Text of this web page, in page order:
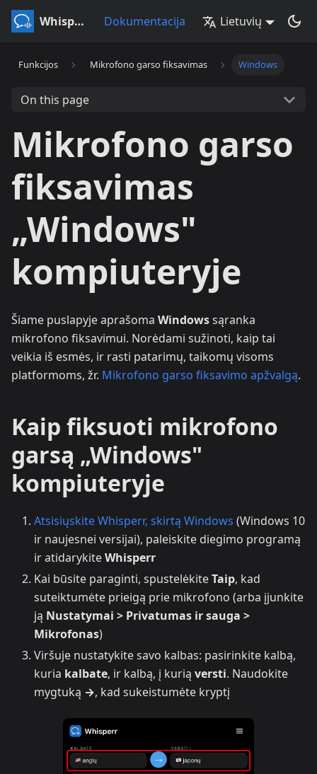
Whisperr Dokumentacija Lietuvių
Funkcijos Mikrofono garso fiksavimas Windows
On this page
Mikrofono garso
fiksavimas
„Windows"
kompiuteryje
Šiame puslapyje aprašoma Windowssąranka
mikrofono fiksavimui. Norėdami sužinoti, kaip tai
veikia iš esmės, ir rasti patarimų, taikomų visoms
platformoms, žr. Mikrofono garso fiksavimo apžvalgą.
Kaip fiksuoti mikrofono
garsą „Windows"
kompiuteryje
Atsisiųskite Whisperr, skirtą Windows (Windows 10
ir naujesnei versijai), paleiskite diegimo programą
ir atidarykiteWhisperr
Kai būsite paraginti, spustelėkiteTaip, kad
suteiktumėte prieigą prie mikrofono (arba įjunkite
ją Nustatymai > Privatumas ir sauga >
Mikrofonas)
Viršuje nustatykite savo kalbas: pasirinkite kalbą,
kuria kalbate, ir kalbą, į kurią versti. Naudokite
mygtuką →, kad sukeistumėte kryptį